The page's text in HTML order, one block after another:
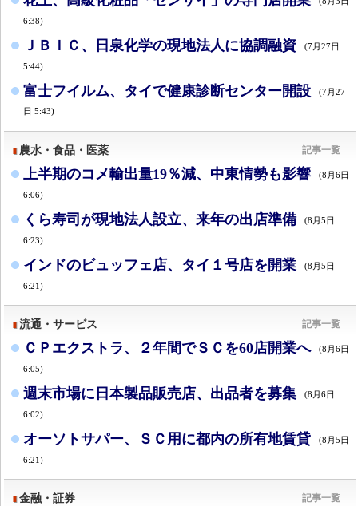
6:38)
ＪＢＩＣ、日泉化学の現地法人に協調融資 (7月27日
5:44)
富士フイルム、タイで健康診断センター開設
(7月27
日 5:43)
農水・食品・医薬 記事一覧
上半期のコメ輸出量19％減、中東情勢も影響 (8月6日
6:06)
くら寿司が現地法人設立、来年の出店準備 (8月5日
6:23)
インドのビュッフェ店、タイ１号店を開業 (8月5日
6:21)
流通・サービス 記事一覧
ＣＰエクストラ、２年間でＳＣを60店開業へ (8月6日
6:05)
週末市場に日本製品販売店、出品者を募集 (8月6日
6:02)
オーソトサパー、ＳＣ用に都内の所有地賃貸 (8月5日
6:21)
金融・証券 記事一覧